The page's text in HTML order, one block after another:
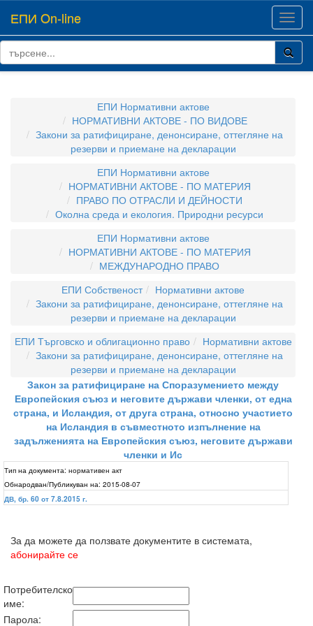
ЕПИ On-line
ЕПИ Нормативни актове
НОРМАТИВНИ АКТОВЕ - ПО ВИДОВЕ
Закони за ратифициране, денонсиране, оттегляне на
резерви и приемане на декларации
ЕПИ Нормативни актове
НОРМАТИВНИ АКТОВЕ - ПО МАТЕРИЯ
ПРАВО ПО ОТРАСЛИ И ДЕЙНОСТИ
Околна среда и екология. Природни ресурси
ЕПИ Нормативни актове
НОРМАТИВНИ АКТОВЕ - ПО МАТЕРИЯ
МЕЖДУНАРОДНО ПРАВО
ЕПИ Собственост
Нормативни актове
Закони за ратифициране, денонсиране, оттегляне на
резерви и приемане на декларации
ЕПИ Търговско и облигационно право
Нормативни актове
Закони за ратифициране, денонсиране, оттегляне на
резерви и приемане на декларации
Закон за ратифициране на Споразумението между
Европейския съюз и неговите държави членки, от една
страна, и Исландия, от друга страна, относно участието
на Исландия в съвместното изпълнение на
задълженията на Европейския съюз, неговите държави
членки и Ис
Тип на документа: нормативен акт
Обнародван/Публикуван на: 2015-08-07
ДВ, бр. 60 от 7.8.2015 г.
За да можете да ползвате документите в системата,
абонирайте се
Потребителско
име:
Парола: